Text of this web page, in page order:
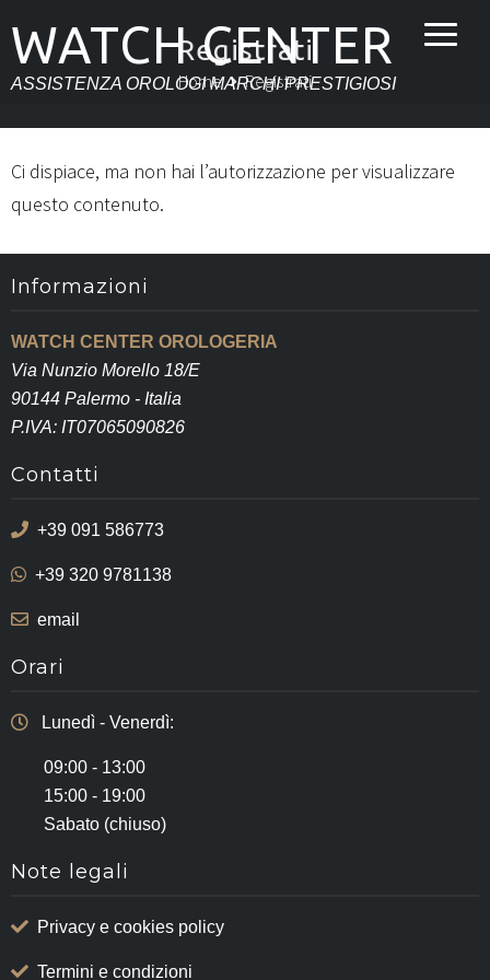
WATCH CENTER
ASSISTENZA OROLOGI MARCHI PRESTIGIOSI
Registrati
Home Registrati
Ci dispiace, ma non hai l’autorizzazione per visualizzare
questo contenuto.
Informazioni
WATCH CENTER OROLOGERIA
Via Nunzio Morello 18/E
90144 Palermo - Italia
P.IVA: IT07065090826
Contatti
+39 091 586773
+39 320 9781138
email
Orari
Lunedì - Venerdì:
09:00 - 13:00
15:00 - 19:00
Sabato (chiuso)
Note legali
Privacy e cookies policy
Termini e condizioni